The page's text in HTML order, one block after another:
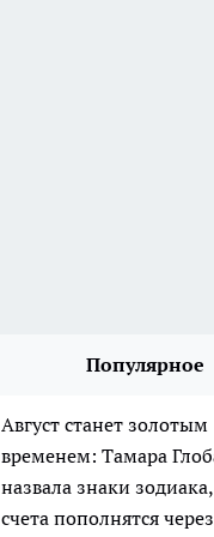
Популярное
Август станет золотым
временем: Тамара
назвала знаки
счета пополнятся